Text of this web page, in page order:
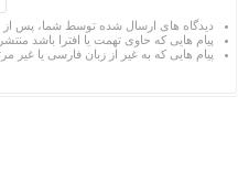
دیدگاه های ارسال شده توسط شما، پس از
پیام هایی که حاوی تهمت یا افترا باشد
پیام هایی که به غیر از زبان فارسی یا غیر